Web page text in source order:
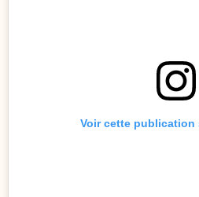
Voir cette publication